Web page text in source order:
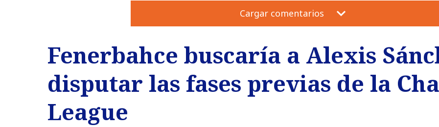
Cargar comentarios
Fenerbahce buscaría a Alexis
disputar las fases previas de la
League